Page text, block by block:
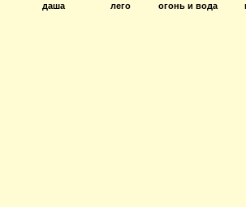
даша лего огонь и вода